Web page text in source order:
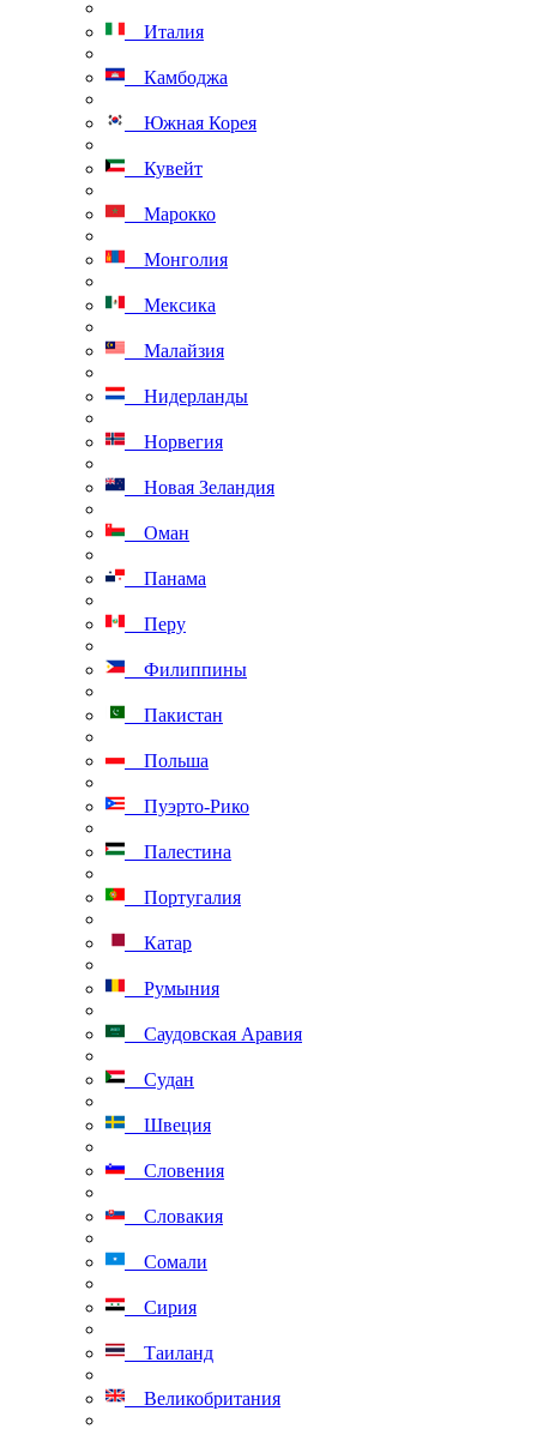
Италия
Камбоджа
Южная Корея
Кувейт
Марокко
Монголия
Мексика
Малайзия
Нидерланды
Норвегия
Новая Зеландия
Оман
Панама
Перу
Филиппины
Пакистан
Польша
Пуэрто-Рико
Палестина
Португалия
Катар
Румыния
Саудовская Аравия
Судан
Швеция
Словения
Словакия
Сомали
Сирия
Таиланд
Великобритания